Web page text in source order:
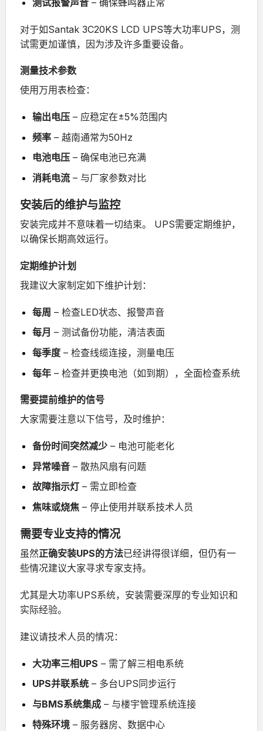
对于如Santak 3C20KS LCD UPS等大功率UPS，测
试需更加谨慎，因为涉及许多重要设备。
测量技术参数
使用万用表检查：
输出电压– 应稳定在±5%范围内
频率– 越南通常为50Hz
电池电压– 确保电池已充满
消耗电流– 与厂家参数对比
安装后的维护与监控
安装完成并不意味着一切结束。 UPS需要定期维护，
以确保长期高效运行。
定期维护计划
我建议大家制定如下维护计划：
每周 – 检查LED状态、报警声音
每月 – 测试备份功能，清洁表面
每季度– 检查线缆连接，测量电压
每年– 检查并更换电池（如到期），全面检查系统
需要提前维护的信号
大家需要注意以下信号，及时维护：
备份时间突然减少– 电池可能老化
异常噪音– 散热风扇有问题
故障指示灯– 需立即检查
焦味或烧焦– 停止使用并联系技术人员
需要专业支持的情况
虽然正确安装UPS的方法已经讲得很详细，但仍有一
些情况建议大家寻求专家支持。
尤其是大功率UPS系统，安装需要深厚的专业知识和
实际经验。
建议请技术人员的情况：
大功率三相UPS – 需了解三相电系统
UPS并联系统– 多台UPS同步运行
与BMS系统集成– 与楼宇管理系统连接
特殊环境– 服务器房、数据中心